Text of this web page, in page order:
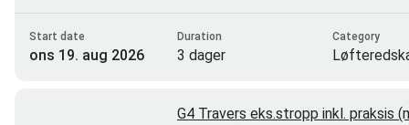
Bodø
0
Start date
ons 19. aug 2026
Duration
3 dager
Category
G4 Travers eks.stropp inkl. praksis